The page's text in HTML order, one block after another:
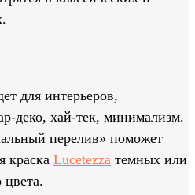
для интерьеров,
деко, хай-тек, минимализм.
перелив» поможет
краска Lucetezza темных или
цвета.